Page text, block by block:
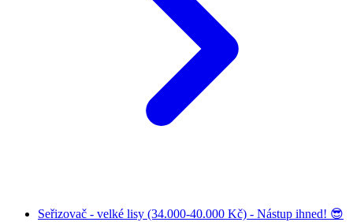
Seřizovač - velké lisy (34.000-40.000 Kč) - Nástup ihned! 😎